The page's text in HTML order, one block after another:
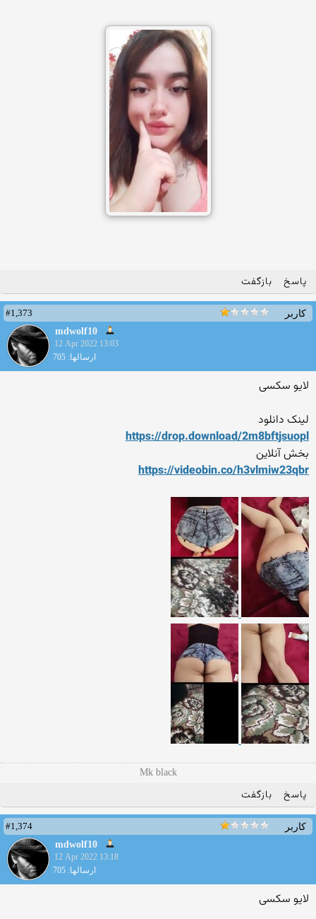
پاسخ بازگفت
کاربر
#1,373
mdwolf10
12 Apr 2022 13:03
ارسالها: 705
لایو سکسی
لینک دانلود
https://drop.download/2m8bftjsuopl
بخش آنلاین
https://videobin.co/h3vlmiw23qbr
Mk black
پاسخ بازگفت
کاربر
#1,374
mdwolf10
12 Apr 2022 13:18
ارسالها: 705
لایو سکسی